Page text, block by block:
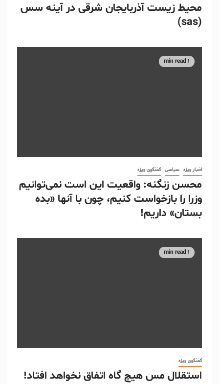
محیط زیست آذربایجان شرقی در آینه سس
(sas)
1 min read
اخبار ویژه سیاسی گفتگوی ویژه
محسن زنگنه: واقعیت این است نمی‌توانیم
وزرا را بازخواست کنیم، چون با آنها «بده
بستان» داریم!
1 min read
گفتگوی ویژه
استقلال مس هیچ گاه اتفاق نخواهد افتاد!